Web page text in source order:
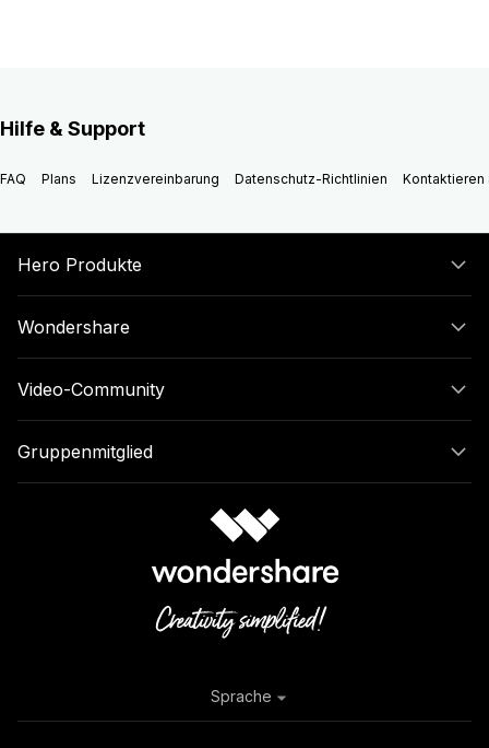
Hilfe & Support
FAQ Plans Lizenzvereinbarung Datenschutz-Richtlinien Kontaktieren
Hero Produkte
Wondershare
Video-Community
Gruppenmitglied
Sprache